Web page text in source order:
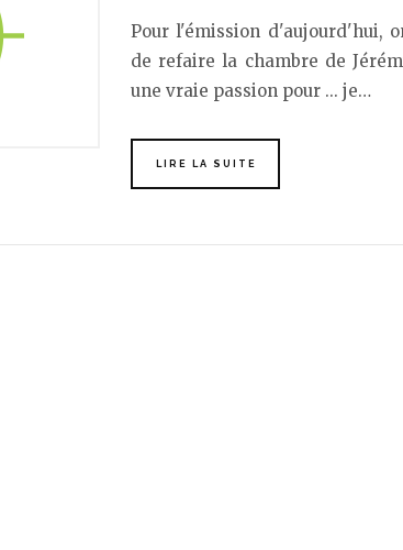
Pour l'émission d'aujourd'hui,
de refaire la chambre de
une vraie passion pour ... je…
LIRE LA SUITE